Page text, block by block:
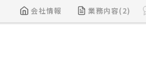
会社情報 業務内容(2)